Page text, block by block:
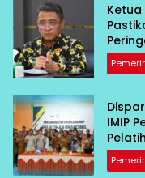
Ketua
IMIP